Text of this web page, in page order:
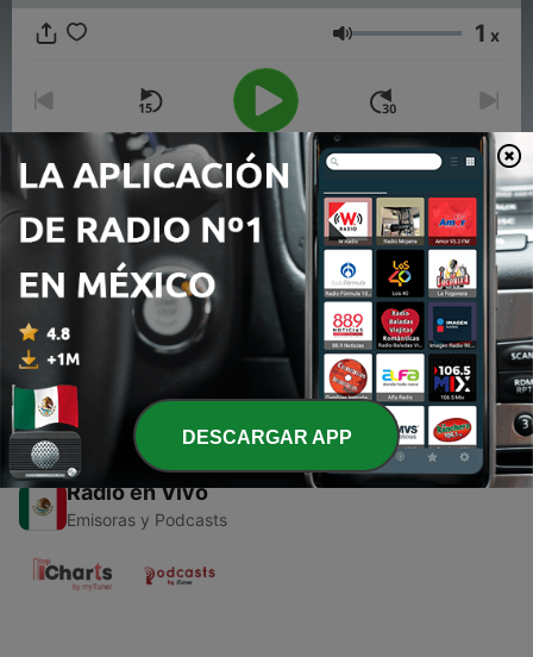
Volumen 1 x
00:00
Episodios
1 - Cuentos de terror basado en oracio Quiroga
12 mayo 2020
Radio en Vivo
Emisoras y Podcasts
DESCARGAR APP